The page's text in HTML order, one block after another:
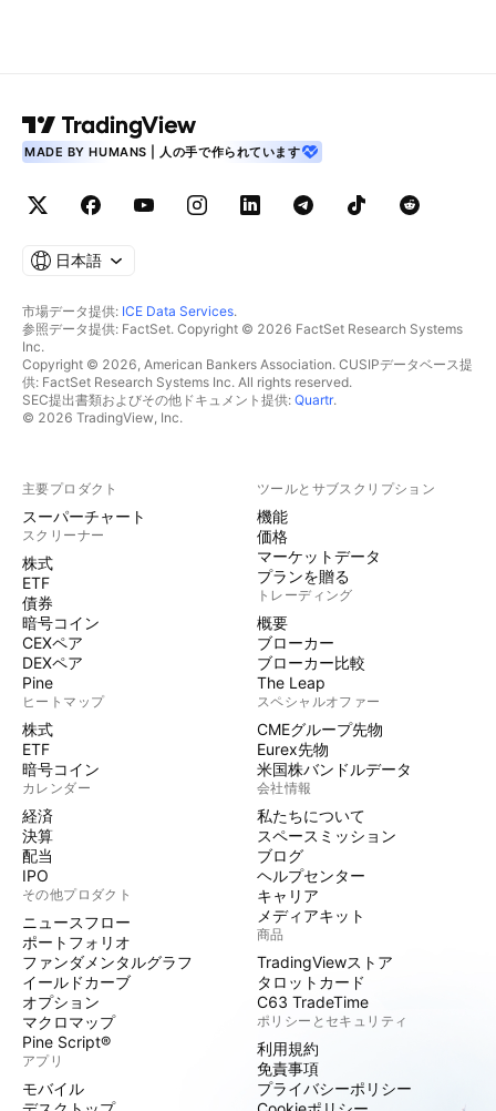
MADE BY HUMANS | 人の手で作られています
日本語
市場データ提供: ICE Data Services.
参照データ提供: FactSet. Copyright © 2026 FactSet Research Systems
Inc.
Copyright © 2026, American Bankers Association. CUSIPデータベース提
供: FactSet Research Systems Inc. All rights reserved.
SEC提出書類およびその他ドキュメント提供: Quartr.
© 2026 TradingView, Inc.
主要プロダクト
スーパーチャート
スクリーナー
株式
ETF
債券
暗号コイン
CEXペア
DEXペア
Pine
ヒートマップ
株式
ETF
暗号コイン
カレンダー
経済
決算
配当
IPO
その他プロダクト
ニュースフロー
ポートフォリオ
ファンダメンタルグラフ
イールドカーブ
オプション
マクロマップ
Pine Script®
アプリ
モバイル
ツールとサブスクリプション
機能
価格
マーケットデータ
プランを贈る
トレーディング
概要
ブローカー
ブローカー比較
The Leap
スペシャルオファー
CMEグループ先物
Eurex先物
米国株バンドルデータ
会社情報
私たちについて
スペースミッション
ブログ
ヘルプセンター
キャリア
メディアキット
商品
TradingViewストア
タロットカード
C63 TradeTime
ポリシーとセキュリティ
利用規約
免責事項
プライバシーポリシー